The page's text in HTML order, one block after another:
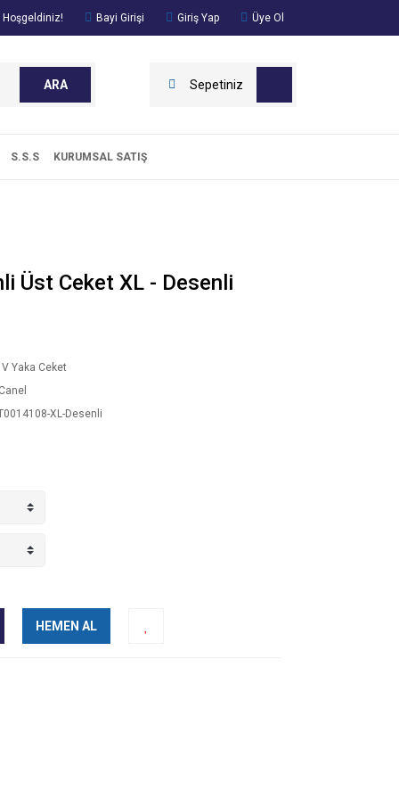
Hoşgeldiniz! Bayi Girişi Giriş Yap Üye Ol
ARA Sepetiniz
S.S.S KURUMSAL SATIŞ
Üst Ceket XL - Desenli
Yaka Ceket
XL-Desenli
HEMEN AL